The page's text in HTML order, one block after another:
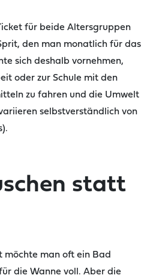
für beide Altersgruppen
, den man monatlich für das
sich deshalb vornehmen,
oder zur Schule mit den
zu fahren und die Umwelt
selbstverständlich von
statt
möchte man oft ein Bad
die Wanne voll. Aber die